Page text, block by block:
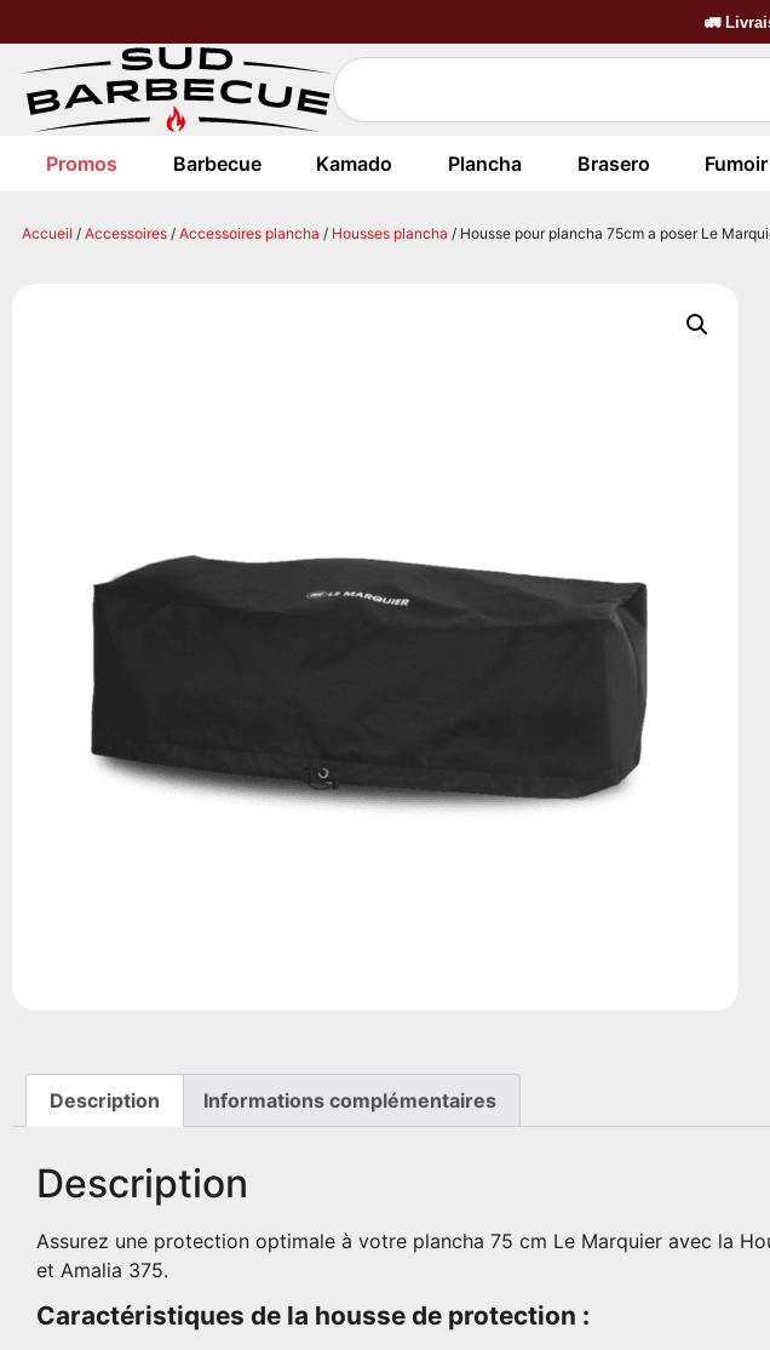
🚛
Promos Barbecue Kamado Plancha Brasero Fumoir
Accueil / Accessoires / Accessoires plancha / Housses plancha / Housse pour plancha 75cm a poser Le
Description Informations complémentaires
Description
Assurez une protection optimale à votre plancha 75 cm Le Marquier avec la
et Amalia 375.
Caractéristiques de la housse de protection :